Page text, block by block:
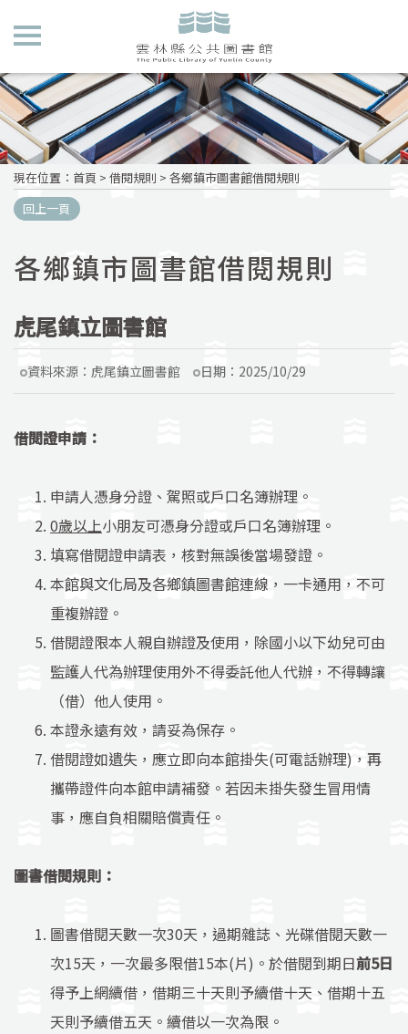
現在位置 ： 首頁 > 借閱規則 > 各鄉鎮市圖書館借閱規則
回上一頁
各鄉鎮市圖書館借閱規則
虎尾鎮立圖書館
資料來源： 虎尾鎮立圖書館 日期： 2025/10/29
借閱證申請：
申請人憑身分證、駕照或戶口名簿辦理。
0歲以上小朋友可憑身分證或戶口名簿辦理。
填寫借閱證申請表，核對無誤後當場發證。
本館與文化局及各鄉鎮圖書館連線，一卡通用，不可
重複辦證。
借閱證限本人親自辦證及使用，除國小以下幼兒可由
監護人代為辦理使用外不得委託他人代辦，不得轉讓
（借）他人使用。
本證永遠有效，請妥為保存。
借閱證如遺失，應立即向本館掛失(可電話辦理)，再
攜帶證件向本館申請補發。若因未掛失發生冒用情
事，應自負相關賠償責任。
圖書借閱規則：
圖書借閱天數一次30天，過期雜誌、光碟借閱天數一
次15天，一次最多限借15本(片)。於借閱到期日前5日
得予上網續借，借期三十天則予續借十天、借期十五
天則予續借五天。續借以一次為限。